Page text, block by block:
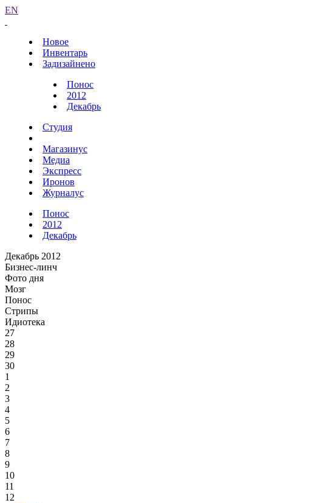
EN
Новое
Инвентарь
Задизайнено
Понос
2012
Декабрь
Студия
Магазинус
Медиа
Экспресс
Иронов
Журналус
Понос
2012
Декабрь
Декабрь 2012
Бизнес-линч
Фото дня
Мозг
Понос
Стрипы
Идиотека
27
28
29
30
1
2
3
4
5
6
7
8
9
10
11
12